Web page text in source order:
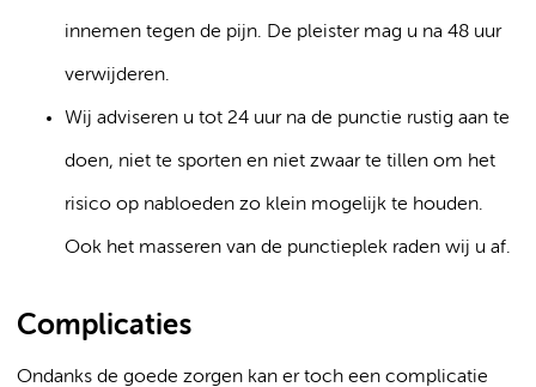
innemen tegen de pijn. De pleister mag u na 48 uur
verwijderen.
Wij adviseren u tot 24 uur na de punctie rustig aan te
doen, niet te sporten en niet zwaar te tillen om het
risico op nabloeden zo klein mogelijk te houden.
Ook het masseren van de punctieplek raden wij u af.
Complicaties
Ondanks de goede zorgen kan er toch een complicatie